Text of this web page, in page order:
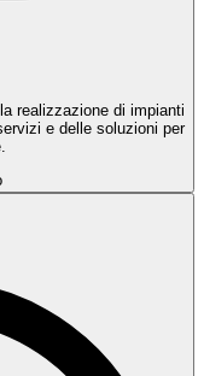
realizzazione di impianti
e delle soluzioni per